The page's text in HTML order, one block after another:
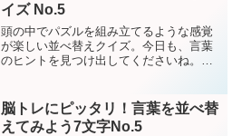
イズ No.5
頭の中でパズルを組み立てるような感覚
が楽しい並べ替えクイズ。今日も、言葉
のヒントを見つけ出してくださいね。問
ヒント：欲求が阻止されることによって
生じる不快な不安や不満で...
脳トレにピッタリ！言葉を並べ替
えてみよう7文字No.5